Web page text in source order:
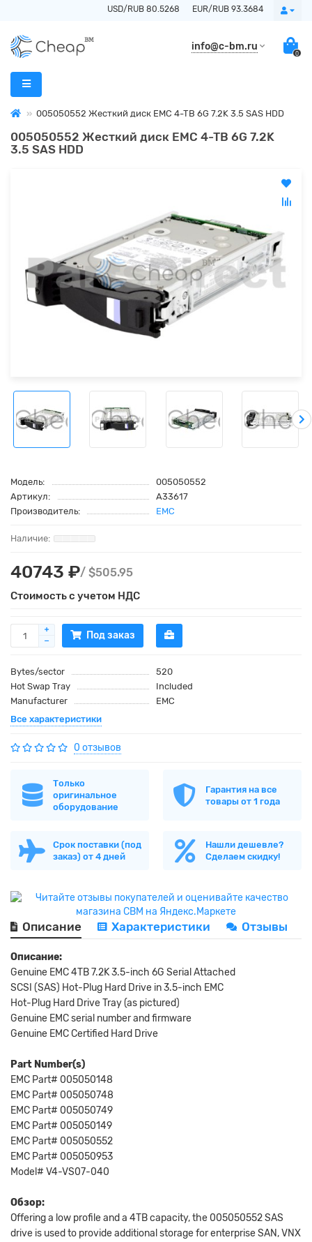
USD/RUB 80.5268 EUR/RUB 93.3684
info@c-bm.ru
0
005050552 Жесткий диск EMC 4-TB 6G 7.2K 3.5 SAS HDD
005050552 Жесткий диск EMC 4-TB 6G 7.2K
3.5 SAS HDD
Модель:
005050552
Артикул:
A33617
Производитель:
EMC
40743 ₽/ $505.95
Стоимость с учетом НДС
Под заказ
Bytes/sector
520
Hot Swap Tray
Included
Manufacturer
EMC
Все характеристики
0 отзывов
Только
оригинальное
оборудование
Гарантия на все
товары от 1 года
Срок поставки (под
заказ) от 4 дней
Нашли дешевле?
Сделаем скидку!
Описание Характеристики Отзывы
Описание:
Genuine EMC 4TB 7.2K 3.5-inch 6G Serial Attached
SCSI (SAS) Hot-Plug Hard Drive in 3.5-inch EMC
Hot-Plug Hard Drive Tray (as pictured)
Genuine EMC serial number and firmware
Genuine EMC Certified Hard Drive
Part Number(s)
EMC Part# 005050148
EMC Part# 005050748
EMC Part# 005050749
EMC Part# 005050149
EMC Part# 005050552
EMC Part# 005050953
Model# V4-VS07-040
Обзор:
Offering a low profile and a 4TB capacity, the 005050552 SAS
drive is used to provide additional storage for enterprise SAN, VNX